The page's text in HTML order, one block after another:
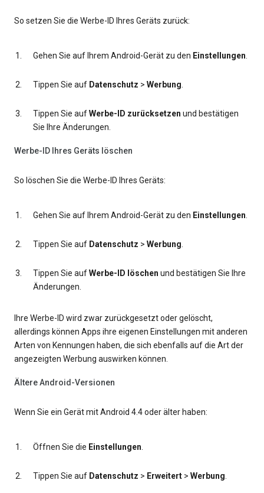
So setzen Sie die Werbe-ID Ihres Geräts zurück:
Gehen Sie auf Ihrem Android-Gerät zu den Einstellungen.
Tippen Sie auf Datenschutz > Werbung.
Tippen Sie aufWerbe-ID zurücksetzen und bestätigen
Sie Ihre Änderungen.
Werbe-ID Ihres Geräts löschen
So löschen Sie die Werbe-ID Ihres Geräts:
Gehen Sie auf Ihrem Android-Gerät zu den Einstellungen.
Tippen Sie auf Datenschutz > Werbung.
Tippen Sie aufWerbe-ID löschen und bestätigen Sie Ihre
Änderungen.
Ihre Werbe-ID wird zwar zurückgesetzt oder gelöscht,
allerdings können Apps ihre eigenen Einstellungen mit anderen
Arten von Kennungen haben, die sich ebenfalls auf die Art der
angezeigten Werbung auswirken können.
Ältere Android-Versionen
Wenn Sie ein Gerät mit Android 4.4 oder älter haben:
Öffnen Sie die Einstellungen.
Tippen Sie auf Datenschutz > Erweitert > Werbung.